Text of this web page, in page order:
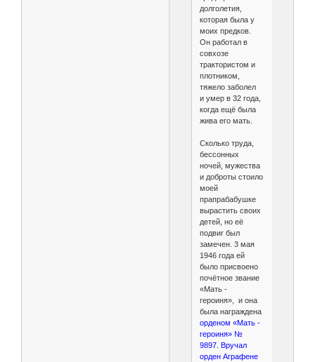
долголетия,
которая была у
моих предков.
Он работал в
совхозе
трактористом и
плотником,
тяжело заболел
и умер в 32 года,
когда ещё была
жива его мать.
Сколько труда,
бессонных
ночей, мужества
и доброты стоило
моей
прапрабабушке
вырастить своих
детей, но её
подвиг был
замечен. 3 мая
1946 года ей
было присвоено
почётное звание
«Мать -
героиня», и она
была награждена
орденом «Мать -
героиня» №
9897. Вручал
орден Аграфене